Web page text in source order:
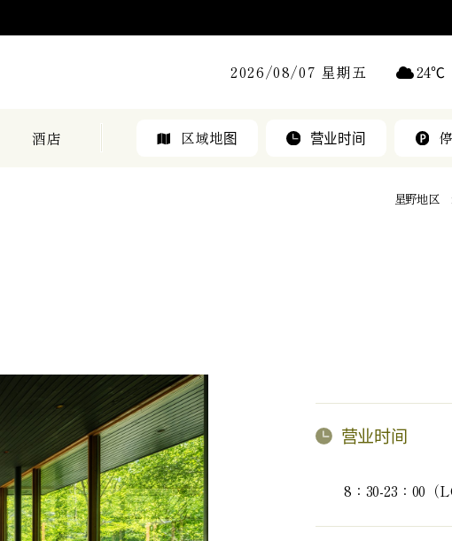
2026/08/07 星期五 24℃
酒店 区域地图 营业时间
星野地区
营业时间
8：30-23：00（